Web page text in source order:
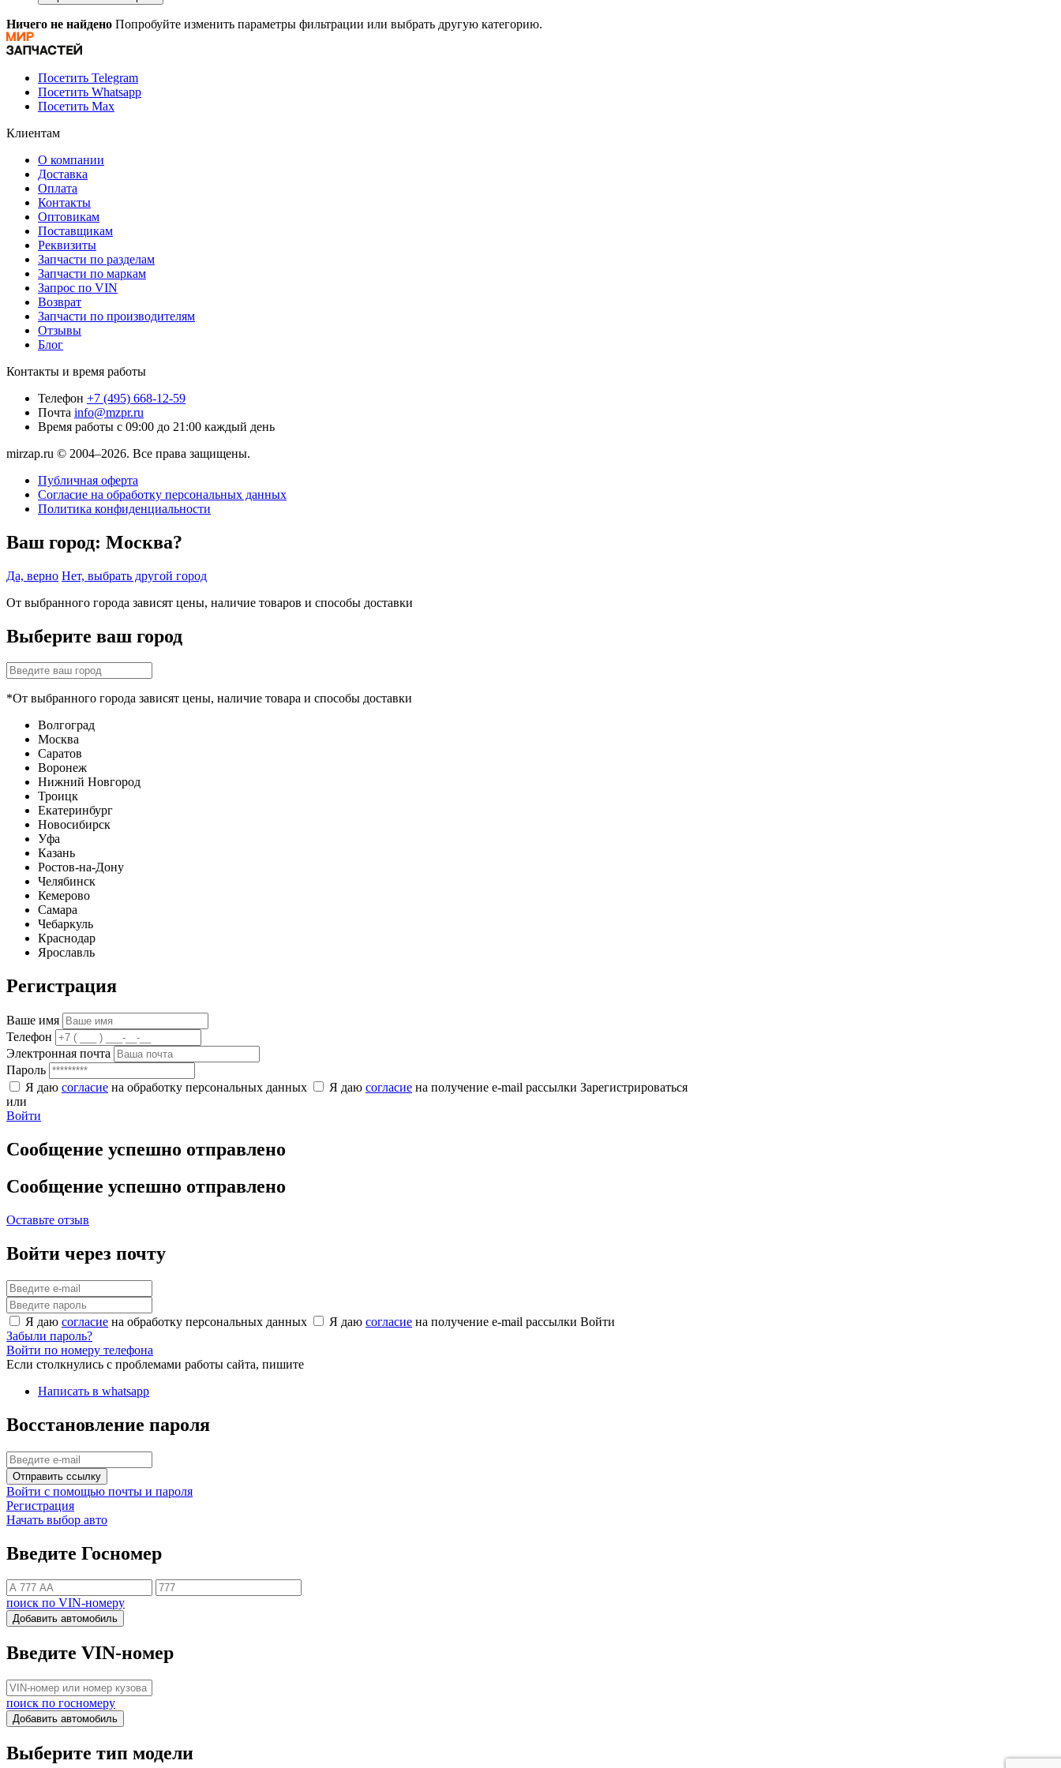
Ничего не найдено Попробуйте изменить параметры фильтрации или выбрать другую категорию.
Посетить Telegram
Посетить Whatsapp
Посетить Max
Клиентам
О компании
Доставка
Оплата
Контакты
Оптовикам
Поставщикам
Реквизиты
Запчасти по разделам
Запчасти по маркам
Запрос по VIN
Возврат
Запчасти по производителям
Отзывы
Блог
Контакты и время работы
Телефон +7 (495) 668-12-59
Почта info@mzpr.ru
Время работы с 09:00 до 21:00 каждый день
mirzap.ru © 2004–2026. Все права защищены.
Публичная оферта
Согласие на обработку персональных данных
Политика конфиденциальности
Ваш город: Москва?
Да, верно Нет, выбрать другой город
От выбранного города зависят цены, наличие товаров и способы доставки
Выберите ваш город
*От выбранного города зависят цены, наличие товара и способы доставки
Волгоград
Москва
Саратов
Воронеж
Нижний Новгород
Троицк
Екатеринбург
Новосибирск
Уфа
Казань
Ростов-на-Дону
Челябинск
Кемерово
Самара
Чебаркуль
Краснодар
Ярославль
Регистрация
Ваше имя
Телефон
Электронная почта
Пароль
Я даю согласие на обработку персональных данных Я даю согласие на получение e-mail рассылки Зарегистрироваться
или
Войти
Сообщение успешно отправлено
Сообщение успешно отправлено
Оставьте отзыв
Войти через почту
Я даю согласие на обработку персональных данных Я даю согласие на получение e-mail рассылки Войти
Забыли пароль?
Войти по номеру телефона
Если столкнулись с проблемами работы сайта, пишите
Написать в whatsapp
Восстановление пароля
Отправить ссылку
Войти с помощью почты и пароля
Регистрация
Начать выбор авто
Введите Госномер
поиск по VIN-номеру
Добавить автомобиль
Введите VIN-номер
поиск по госномеру
Добавить автомобиль
Выберите тип модели